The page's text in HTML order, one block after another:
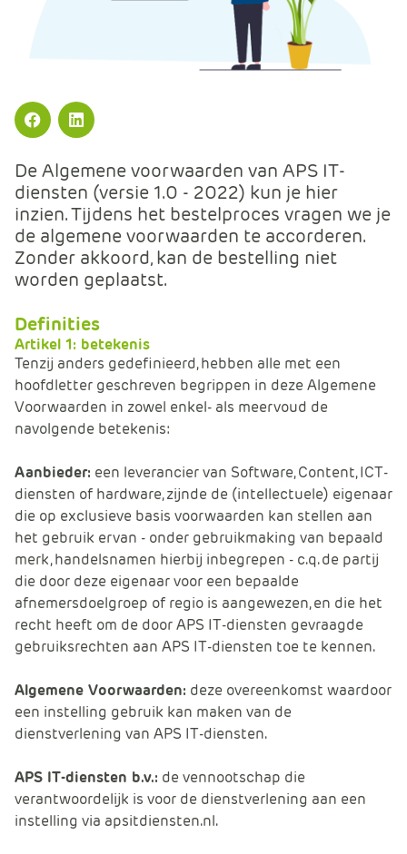
.
C
FacebookLinkedIn
De Algemene voorwaarden van APS IT-
diensten (versie 1.0 - 2022) kun je hier
inzien. Tijdens het bestelproces vragen we je
de algemene voorwaarden te accorderen.
Zonder akkoord, kan de bestelling niet
worden geplaatst.
Definities
Artikel 1: betekenis
Tenzij anders gedefinieerd, hebben alle met een
hoofdletter geschreven begrippen in deze Algemene
Voorwaarden in zowel enkel- als meervoud de
navolgende betekenis:
Aanbieder: een leverancier van Software, Content, ICT-
diensten of hardware, zijnde de (intellectuele) eigenaar
die op exclusieve basis voorwaarden kan stellen aan
het gebruik ervan - onder gebruikmaking van bepaald
merk, handelsnamen hierbij inbegrepen - c.q. de partij
die door deze eigenaar voor een bepaalde
afnemersdoelgroep of regio is aangewezen, en die het
recht heeft om de door APS IT-diensten gevraagde
gebruiksrechten aan APS IT-diensten toe te kennen.
Algemene Voorwaarden: deze overeenkomst waardoor
een instelling gebruik kan maken van de
dienstverlening van APS IT-diensten.
APS IT-diensten b.v.: de vennootschap die
verantwoordelijk is voor de dienstverlening aan een
instelling via apsitdiensten.nl.